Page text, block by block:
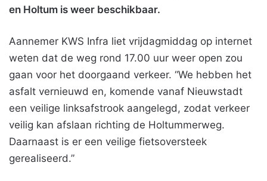
en Holtum is weer beschikbaar.
Aannemer KWS Infra liet vrijdagmiddag op internet
weten dat de weg rond 17.00 uur weer open zou
gaan voor het doorgaand verkeer. “We hebben het
asfalt vernieuwd en, komende vanaf Nieuwstadt
een veilige linksafstrook aangelegd, zodat verkeer
veilig kan afslaan richting de Holtummerweg.
Daarnaast is er een veilige fietsoversteek
gerealiseerd.”